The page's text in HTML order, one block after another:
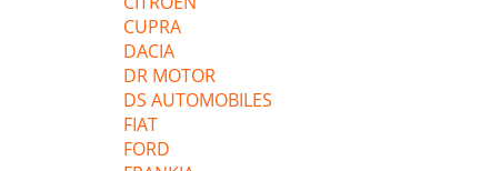
CUPRA
DACIA
DR MOTOR
DS AUTOMOBILES
FIAT
FORD